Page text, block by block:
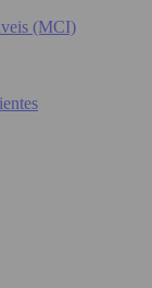
(MCI)